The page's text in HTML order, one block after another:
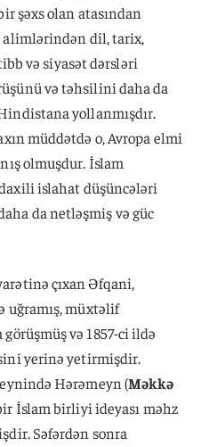
şəxs olan atasından
alimlərindən dil, tarix,
və siyasət dərsləri
və təhsilini daha da
yollanmışdır.
müddətdə o, Avropa elmi
olmuşdur. İslam
islahat düşüncələri
da netləşmiş və güc
çıxan Əfqani,
uğramış, müxtəlif
və 1857-ci ildə
yerinə yetirmişdir.
Hərəmeyn (Məkkə
İslam birliyi ideyası məhz
Səfərdən sonra